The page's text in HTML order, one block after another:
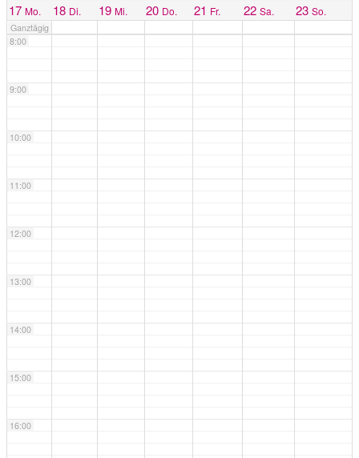
17 Mo. 18 Di. 19 Mi. 20 Do. 21 Fr. 22 Sa. 23 So.
Ganztägig
8:00
9:00
10:00
11:00
12:00
13:00
14:00
15:00
16:00